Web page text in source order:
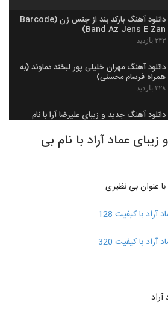
دانلود آهنگ بارکد بند از جنس زن (Barcode
Band Az Jens E Zan)
۲۴۳ بازدید
دانلود آهنگ مهران خلیلی پور لبخند دماوند (به
همراه فرسام محسنی)
۲۲۸ بازدید
دانلود آهنگ جدید و زیبای علیرضا آرا با نام
۲۵۵ بازدید
رضا یزدانی آهنگ اینجا تهرونه
آهنگ داری میری از فرزاد شریف(پاپ)
عماد آراد با نام بی
عنوان بی نظیری
با کیفیت 128
با کیفیت 320
: